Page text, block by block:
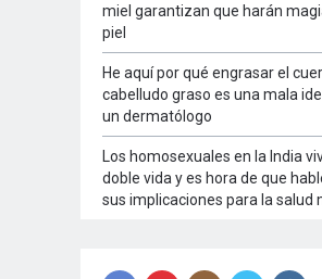
miel garantizan que harán
piel
He aquí por qué engrasar el
cabelludo graso es una mala
un dermatólogo
Los homosexuales en la India
doble vida y es hora de que
sus implicaciones para la salud